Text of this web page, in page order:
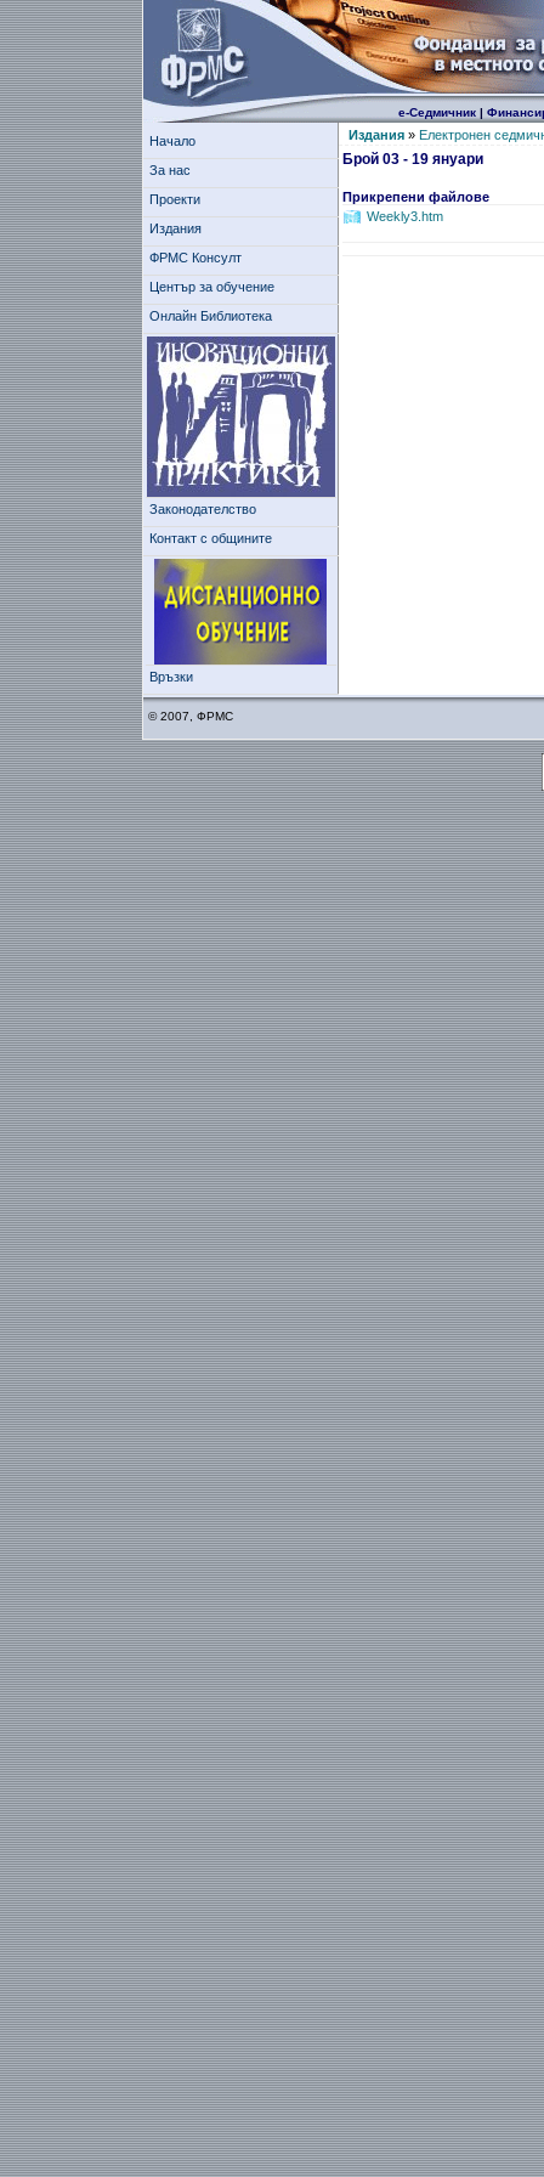
е-Седмичник|
Начало
За нас
Проекти
Издания
ФРМС Консулт
Център за обучение
Онлайн Библиотека
Законодателство
Контакт с общините
Връзки
Издания» Електронен
Брой 03 - 19 януари
Прикрепени файлове
Weekly3.htm
© 2007, ФРМС